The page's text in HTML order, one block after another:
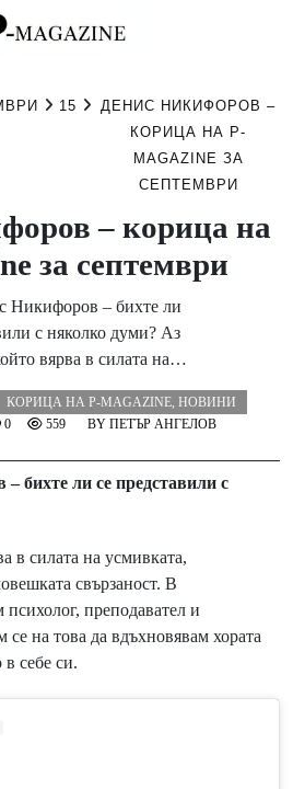
15
ДЕНИС НИКИФОРОВ –
КОРИЦА НА P-
MAGAZINE ЗА
СЕПТЕМВРИ
– корица на
за септември
Никифоров – бихте ли
с няколко думи? Аз
вярва в силата на…
КОРИЦА НА P-MAGAZINE, НОВИНИ
BY ПЕТЪР АНГЕЛОВ
0 559
бихте ли се представили с
в силата на усмивката,
свързаност. В
преподавател и
на това да вдъхновявам хората
в себе си.